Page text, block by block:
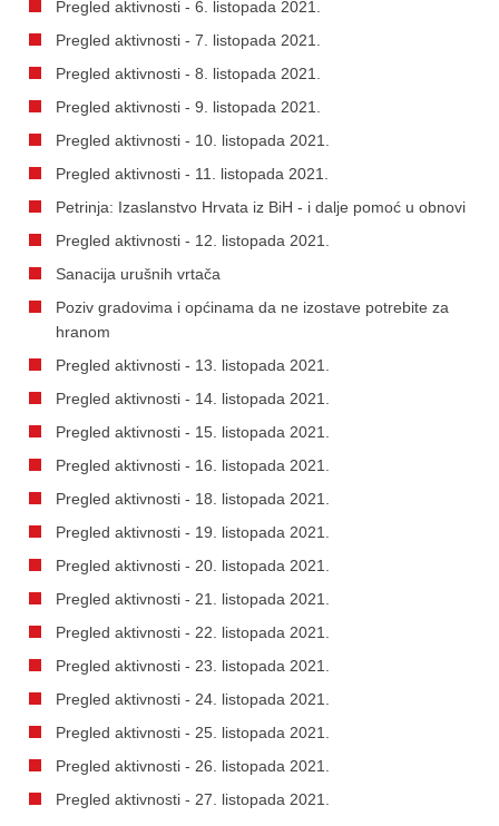
Pregled aktivnosti - 6. listopada 2021.
Pregled aktivnosti - 7. listopada 2021.
Pregled aktivnosti - 8. listopada 2021.
Pregled aktivnosti - 9. listopada 2021.
Pregled aktivnosti - 10. listopada 2021.
Pregled aktivnosti - 11. listopada 2021.
Petrinja: Izaslanstvo Hrvata iz BiH - i dalje pomoć u obnovi
Pregled aktivnosti - 12. listopada 2021.
Sanacija urušnih vrtača
Poziv gradovima i općinama da ne izostave potrebite za
hranom
Pregled aktivnosti - 13. listopada 2021.
Pregled aktivnosti - 14. listopada 2021.
Pregled aktivnosti - 15. listopada 2021.
Pregled aktivnosti - 16. listopada 2021.
Pregled aktivnosti - 18. listopada 2021.
Pregled aktivnosti - 19. listopada 2021.
Pregled aktivnosti - 20. listopada 2021.
Pregled aktivnosti - 21. listopada 2021.
Pregled aktivnosti - 22. listopada 2021.
Pregled aktivnosti - 23. listopada 2021.
Pregled aktivnosti - 24. listopada 2021.
Pregled aktivnosti - 25. listopada 2021.
Pregled aktivnosti - 26. listopada 2021.
Pregled aktivnosti - 27. listopada 2021.